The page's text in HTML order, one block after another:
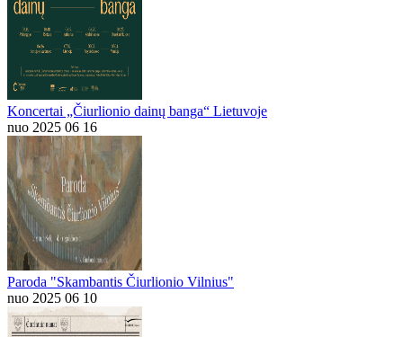
Koncertai „Čiurlionio dainų banga“ Lietuvoje
nuo 2025 06 16
Paroda "Skambantis Čiurlionio Vilnius"
nuo 2025 06 10